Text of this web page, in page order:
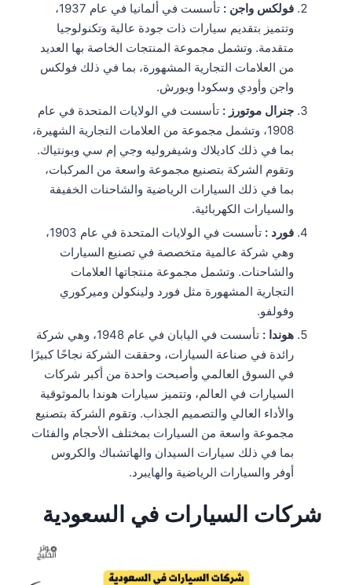
فولكس واجن :
تأسست في ألمانيا في عام 1937،
وتتميز بتقديم سيارات ذات جودة عالية وتكنولوجيا
متقدمة. وتشمل مجموعة المنتجات الخاصة بها العديد
من العلامات التجارية المشهورة، بما في ذلك فولكس
واجن وأودي وسكودا وبورش.
جنرال موتورز : تأسست في الولايات المتحدة في عام
1908، وتشمل مجموعة من العلامات التجارية الشهيرة،
بما في ذلك كاديلاك وشيفروليه وجي إم سي وبونتياك.
وتقوم الشركة بتصنيع مجموعة واسعة من المركبات،
بما في ذلك السيارات الرياضية والشاحنات الخفيفة
والسيارات الكهربائية.
فورد :
تأسست في الولايات المتحدة في عام 1903،
وهي شركة عالمية متخصصة في تصنيع السيارات
والشاحنات. وتشمل مجموعة منتجاتها العلامات
التجارية المشهورة مثل فورد ولينكولن وميركوري
وفولفو.
هوندا :
تأسست في اليابان في عام 1948، وهي شركة
رائدة في صناعة السيارات، وحققت الشركة نجاحًا كبيرًا
في السوق العالمي وأصبحت واحدة من أكبر شركات
السيارات في العالم، وتتميز سيارات هوندا بالموثوقية
والأداء العالي والتصميم الجذاب. وتقوم الشركة بتصنيع
مجموعة واسعة من السيارات بمختلف الأحجام والفئات
بما في ذلك سيارات السيدان والهاتشباك والكروس
أوفر والسيارات الرياضية والهايبرد.
شركات السيارات في السعودية